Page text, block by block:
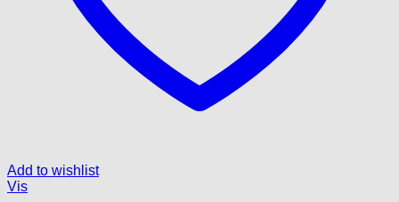
Add to wishlist
Vis